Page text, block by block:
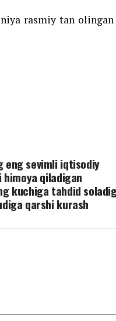
rasmiy tan
eng sevimli iqtisodiy
qiladigan
kuchiga tahdid
qarshi kurash